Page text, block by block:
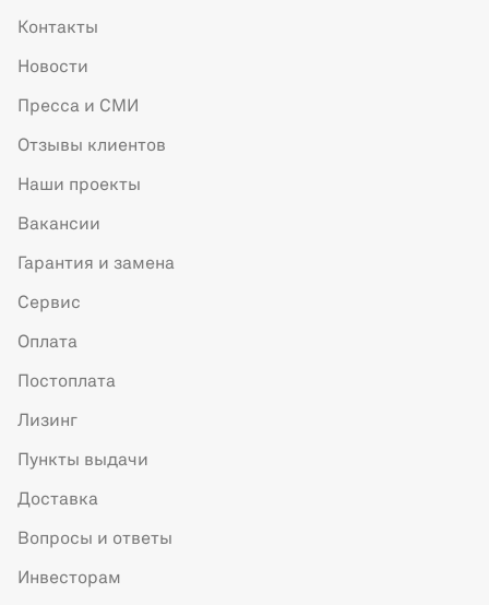
Контакты
Новости
Пресса и СМИ
Отзывы клиентов
Наши проекты
Вакансии
Гарантия и замена
Сервис
Оплата
Постоплата
Лизинг
Пункты выдачи
Доставка
Вопросы и ответы
Инвесторам